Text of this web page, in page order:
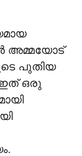
അമ്മയോട്
പുതിയ
ഒരു